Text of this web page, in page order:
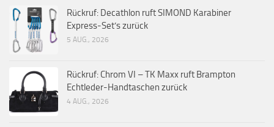
Rückruf: Decathlon ruft SIMOND Karabiner
Express-Set’s zurück
5 AUG., 2026
Rückruf: Chrom VI – TK Maxx ruft Brampton
Echtleder-Handtaschen zurück
4 AUG., 2026